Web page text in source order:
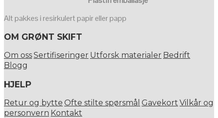
Alt pakkes i resirkulert papir eller papp
OM GRØNT SKIFT
Om ossSertifiseringer Utforsk materialer Bedrift
Blogg
HJELP
Retur og bytte Ofte stilte spørsmål Gavekort Vilkår og
personvern Kontakt